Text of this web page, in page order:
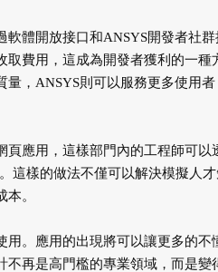
體開放接口和ANSYS開發者社
費用，這成為開發者獲利的一種
，ANSYS則可以服務更多使用者
應用，這樣部門內的工程師可以
這樣的做法不僅可以解決模擬人
。
。應用的出現將可以讓更多的不
再是高門檻的專業領域，而是變